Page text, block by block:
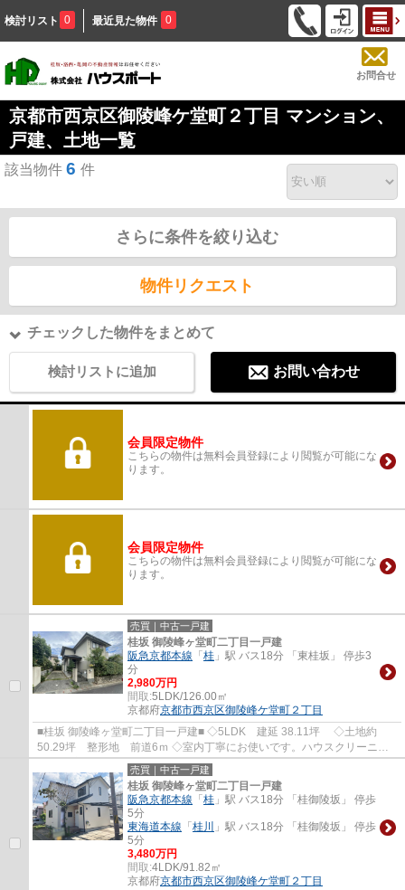
検討リスト 0 最近見た物件 0
お問合せ
京都市西京区御陵峰ケ堂町２丁目 マンション、
戸建、土地一覧
該当物件 6 件
さらに条件を絞り込む
物件リクエスト
チェックした物件をまとめて
検討リストに追加 お問い合わせ
会員限定物件
こちらの物件は無料会員登録により閲覧が可能にな
ります。
会員限定物件
こちらの物件は無料会員登録により閲覧が可能にな
ります。
売買｜中古一戸建
桂坂 御陵峰ヶ堂町二丁目一戸建
阪急京都本線 「桂 」駅 バス18分 「東桂坂」 停歩3
分
2,980万円
間取:5LDK/126.00㎡
京都府京都市西京区御陵峰ケ堂町２丁目
■桂坂 御陵峰ヶ堂町二丁目一戸建■ ◇5LDK 建延 38.11坪 ◇土地約
50.29坪 整形地 前道6ｍ ◇室内丁寧にお使いです。ハウスクリーニン
グ施工済 ◇駐車スペース2台分有り （車種による）
売買｜中古一戸建
桂坂 御陵峰ヶ堂町二丁目一戸建
阪急京都本線 「桂 」駅 バス18分 「桂御陵坂」 停歩
5分
東海道本線 「桂川
」駅 バス18分 「桂御陵坂」 停歩
5分
3,480万円
間取:4LDK/91.82㎡
京都府京都市西京区御陵峰ケ堂町２丁目